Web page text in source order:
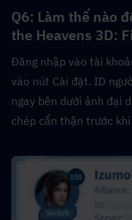
Q6: Làm thế nào
the Heavens 3D:
Đăng nhập vào tài
vào nút Cài đặt. ID
ngay bên dưới ảnh đại
chép cẩn thận trước